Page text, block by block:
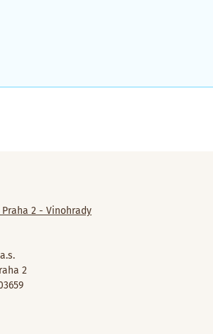
2 - Vinohrady
2